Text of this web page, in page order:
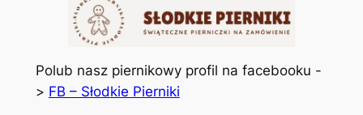
Polub nasz piernikowy profil na facebooku -
> FB – Słodkie Pierniki